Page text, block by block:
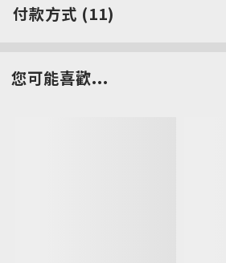
付款方式 (11)
您可能喜歡...